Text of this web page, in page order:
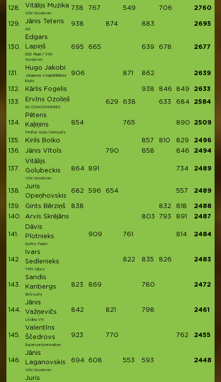
128. Vitālijs Muzika
VSK Noskrien
738 767 549 706 2760
129. Jānis Teteris
A2
938 874 883 2695
130.
Edgars
Lapiņš
SSE Riga / VSK
Noskrien
695 665 639 678 2677
131.
Hugo Jakobi
Jelgavas vieglatlētikas
klubs
906 871 862 2639
132. Kārlis Fogelis 938 846 849 2633
133. Ervīns Ozoliņš
SK CONCOMBRES
629 638 633 684 2584
134.
Pēteris
Kaļiņins
Moller Auto Ventspils
854 765 890 2509
135. Kirils Boiko 857 810 829
2496
136.
Jānis Vītols 790 858 846 2494
137.
Vitālijs
Golubeckis
VSK Noskrien
864 891 734 2489
138.
Juris
Opeņhovskis
682 596 654 557 2489
139. Gints Bērziņš 838 832 818
2488
140.
Arvis Skrējāns 803 793 891 2487
141.
Dāvis
Plotnieks
GoPro Team
909 761 814 2484
142.
Ivars
Sedlenieks
TRX Cēsis
822 835 826 2483
143.
Sandis
Kanbergs
Brīvsolis
823 869 780 2472
144.
Jānis
Važņevičs
Līvānu VK
842 821 798 2461
145.
Valentīns
Ščedrovs
Supercompensation
923 770 762 2455
146.
Jānis
Laganovskis
VSK Noskrien
694 608 553 593 2448
Juris